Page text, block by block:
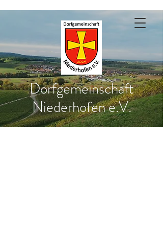
Dorfgemeinschaft
Niederhofen e.V.